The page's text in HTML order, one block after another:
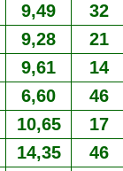
9,49 32
9,28 21
9,61 14
6,60 46
10,65 17
14,35 46